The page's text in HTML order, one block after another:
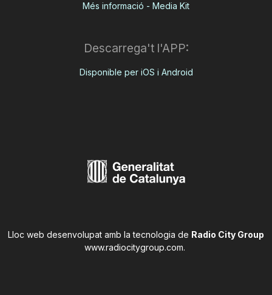
Més informació - Media Kit
Descarrega't l'APP:
Disponible per iOS i Android
Lloc web desenvolupat amb la tecnologia de Radio City Group
www.radiocitygroup.com.